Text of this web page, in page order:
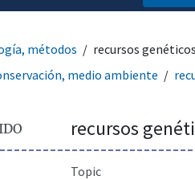
métodos
recursos genéticos
medio ambiente
recursos
Topic